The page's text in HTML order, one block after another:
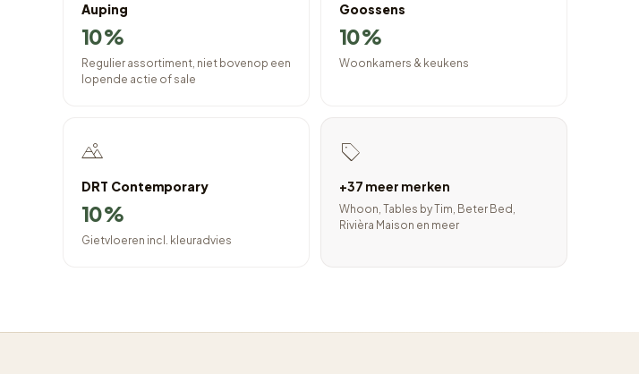
Auping
10%
Regulier assortiment, niet bovenop een
lopende actie of sale
Goossens
10%
Woonkamers & keukens
DRT Contemporary
10%
Gietvloeren incl. kleuradvies
+37 meer merken
Whoon, Tables by Tim, Beter Bed,
Rivièra Maison en meer